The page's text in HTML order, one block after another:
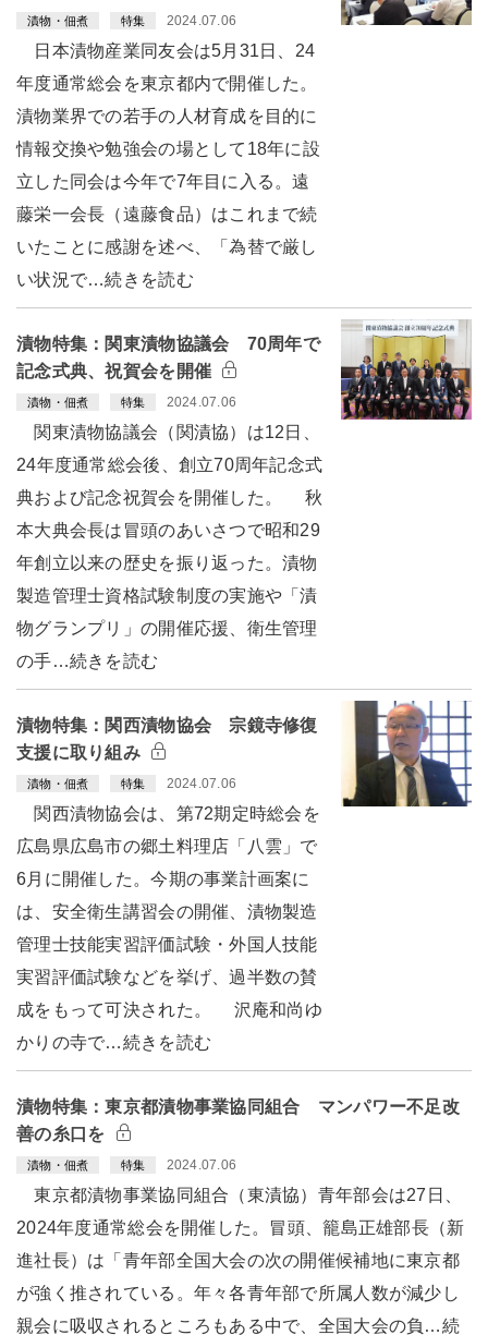
漬物・佃煮 特集 2024.07.06
日本漬物産業同友会は5月31日、24
年度通常総会を東京都内で開催した。
漬物業界での若手の人材育成を目的に
情報交換や勉強会の場として18年に設
立した同会は今年で7年目に入る。遠
藤栄一会長（遠藤食品）はこれまで続
いたことに感謝を述べ、「為替で厳し
い状況で…続きを読む
漬物特集：関東漬物協議会 70周年で
記念式典、祝賀会を開催
漬物・佃煮 特集 2024.07.06
関東漬物協議会（関漬協）は12日、
24年度通常総会後、創立70周年記念式
典および記念祝賀会を開催した。 秋
本大典会長は冒頭のあいさつで昭和29
年創立以来の歴史を振り返った。漬物
製造管理士資格試験制度の実施や「漬
物グランプリ」の開催応援、衛生管理
の手…続きを読む
漬物特集：関西漬物協会 宗鏡寺修復
支援に取り組み
漬物・佃煮 特集 2024.07.06
関西漬物協会は、第72期定時総会を
広島県広島市の郷土料理店「八雲」で
6月に開催した。今期の事業計画案に
は、安全衛生講習会の開催、漬物製造
管理士技能実習評価試験・外国人技能
実習評価試験などを挙げ、過半数の賛
成をもって可決された。 沢庵和尚ゆ
かりの寺で…続きを読む
漬物特集：東京都漬物事業協同組合 マンパワー不足改
善の糸口を
漬物・佃煮 特集 2024.07.06
東京都漬物事業協同組合（東漬協）青年部会は27日、
2024年度通常総会を開催した。冒頭、籠島正雄部長（新
進社長）は「青年部全国大会の次の開催候補地に東京都
が強く推されている。年々各青年部で所属人数が減少し
親会に吸収されるところもある中で、全国大会の負…続